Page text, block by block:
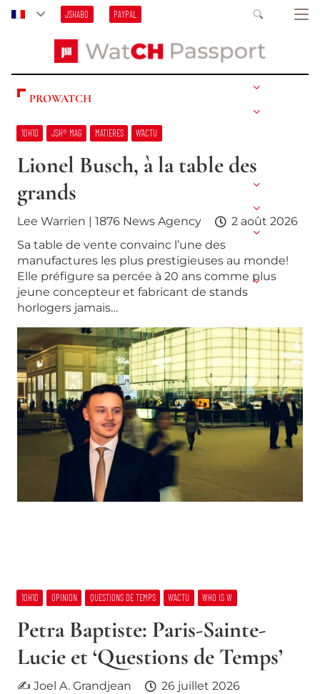
JSHABO PAYPAL
PROWATCH
10H10 JSH® MAG MATIERES W’ACTU
Lionel Busch, à la table des
grands
Lee Warrien | 1876 News Agency
2 août 2026
Sa table de vente convainc l’une des
manufactures les plus prestigieuses au monde!
Elle préfigure sa percée à 20 ans comme plus
jeune concepteur et fabricant de stands
horlogers jamais…
10H10 OPINION QUESTIONS DE TEMPS W’ACTU WHO IS W
Petra Baptiste: Paris-Sainte-
Lucie et ‘Questions de Temps’
✍ Joel A. Grandjean
26 juillet 2026